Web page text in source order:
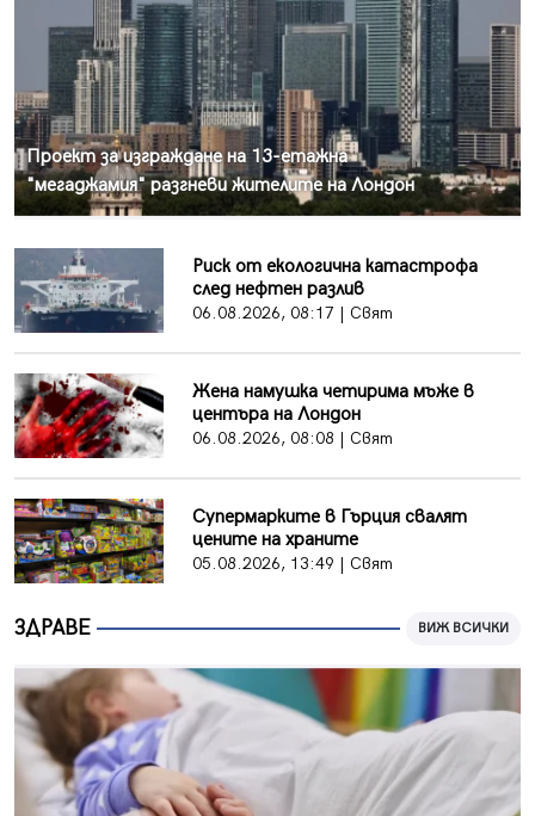
Проект за изграждане на 13-етажна
"мегаджамия" разгневи жителите на Лондон
Риск от екологична катастрофа
след нефтен разлив
06.08.2026, 08:17 | Свят
Жена намушка четирима мъже в
центъра на Лондон
06.08.2026, 08:08 | Свят
Супермарките в Гърция свалят
цените на храните
05.08.2026, 13:49 | Свят
ЗДРАВЕ ВИЖ ВСИЧКИ